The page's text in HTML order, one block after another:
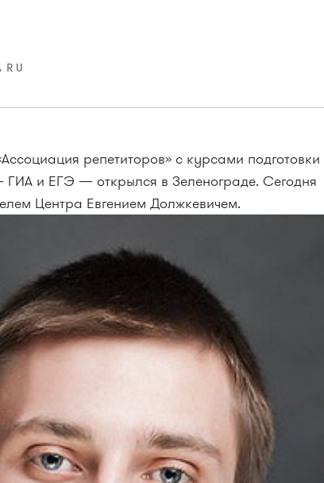
репетиторов» с курсами подготовки
и ЕГЭ — открылся в Зеленограде. Сегодня
Центра Евгением Должкевичем.